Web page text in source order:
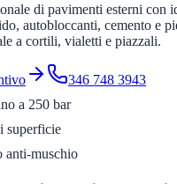
di pavimenti esterni con
autobloccanti, cemento e
a cortili, vialetti e piazzali.
346 748 3943
a 250 bar
superficie
anti-muschio